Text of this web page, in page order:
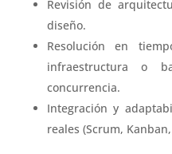
Revisión de
diseño.
Resolución en
infraestructura o
concurrencia.
Integración y
reales (Scrum, Kanban,